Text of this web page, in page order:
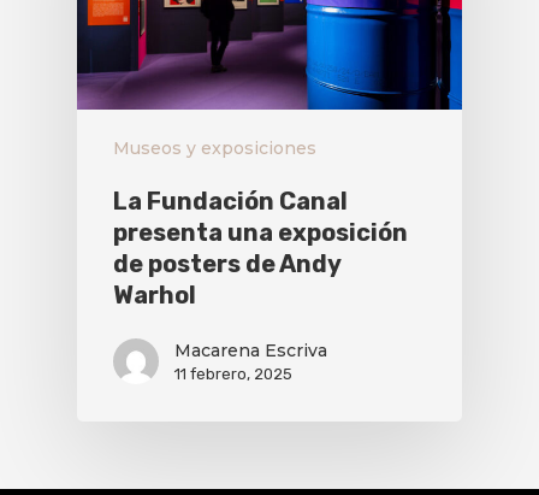
Museos y exposiciones
La Fundación Canal
presenta una exposición
de posters de Andy
Warhol
Macarena Escriva
11 febrero, 2025